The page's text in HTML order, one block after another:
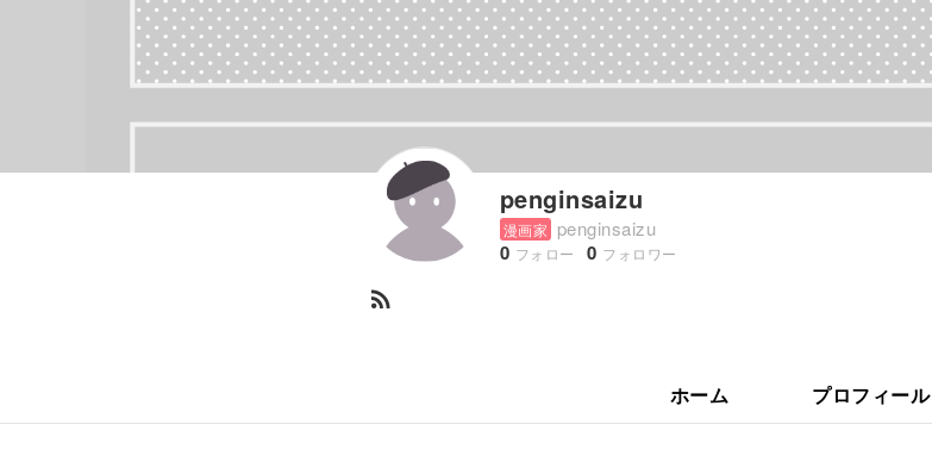
penginsaizu
漫画家 penginsaizu
0 フォロー 0 フォロワー
rss_feed
ホーム プロフィール